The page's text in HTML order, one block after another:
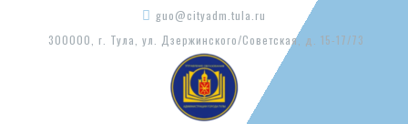
guo@cityadm.tula.ru
300000, г. Тула, ул. Дзержинского/Советская, д. 15-17/73